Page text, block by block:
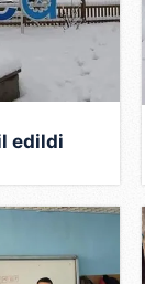
edildi